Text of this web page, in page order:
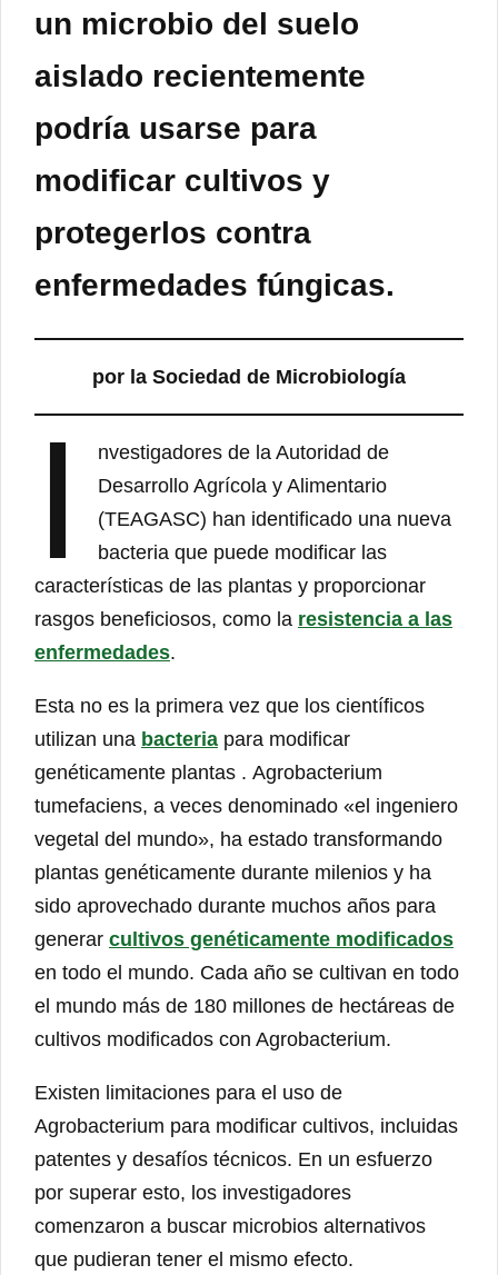
un microbio del suelo
aislado recientemente
podría usarse para
modificar cultivos y
protegerlos contra
enfermedades fúngicas.
por la Sociedad de Microbiología
I
nvestigadores de la Autoridad de
Desarrollo Agrícola y Alimentario
(TEAGASC) han identificado una nueva
bacteria que puede modificar las
características de las plantas y proporcionar
rasgos beneficiosos, como la resistencia a las
enfermedades.
Esta no es la primera vez que los científicos
utilizan una bacteria para modificar
genéticamente plantas . Agrobacterium
tumefaciens, a veces denominado «el ingeniero
vegetal del mundo», ha estado transformando
plantas genéticamente durante milenios y ha
sido aprovechado durante muchos años para
generar cultivos genéticamente modificados
en todo el mundo. Cada año se cultivan en todo
el mundo más de 180 millones de hectáreas de
cultivos modificados con Agrobacterium.
Existen limitaciones para el uso de
Agrobacterium para modificar cultivos, incluidas
patentes y desafíos técnicos. En un esfuerzo
por superar esto, los investigadores
comenzaron a buscar microbios alternativos
que pudieran tener el mismo efecto.